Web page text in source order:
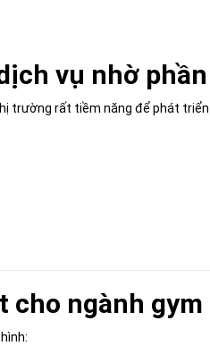
vụ nhờ
trường rất tiềm năng để phát
cho ngành gym